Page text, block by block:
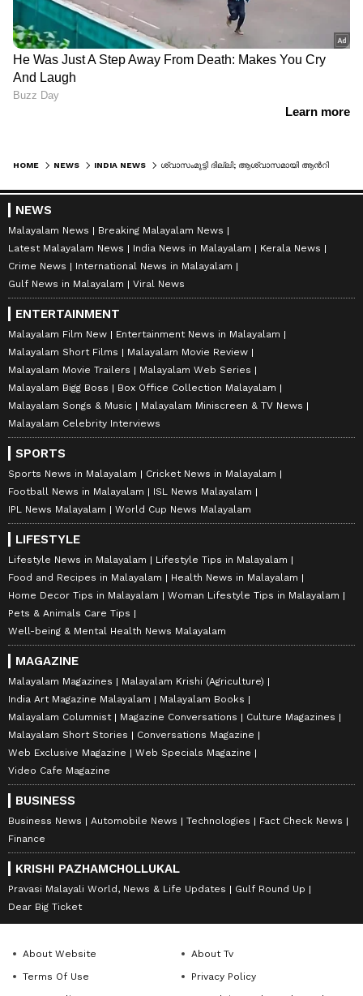
HOME NEWS INDIA NEWS
NEWS
Malayalam News
Breaking Malayalam News
Latest Malayalam News
India News in Malayalam
Kerala News
Crime News
International News in Malayalam
Gulf News in Malayalam
Viral News
ENTERTAINMENT
Malayalam Film New
Entertainment News in Malayalam
Malayalam Short Films
Malayalam Movie Review
Malayalam Movie Trailers
Malayalam Web Series
Malayalam Bigg Boss
Box Office Collection Malayalam
Malayalam Songs & Music
Malayalam Miniscreen & TV News
Malayalam Celebrity Interviews
SPORTS
Sports News in Malayalam
Cricket News in Malayalam
Football News in Malayalam
ISL News Malayalam
IPL News Malayalam
World Cup News Malayalam
LIFESTYLE
Lifestyle News in Malayalam
Lifestyle Tips in Malayalam
Food and Recipes in Malayalam
Health News in Malayalam
Home Decor Tips in Malayalam
Woman Lifestyle Tips in Malayalam
Pets & Animals Care Tips
Well-being & Mental Health News Malayalam
MAGAZINE
Malayalam Magazines
Malayalam Krishi (Agriculture)
India Art Magazine Malayalam
Malayalam Books
Malayalam Columnist
Magazine Conversations
Culture Magazines
Malayalam Short Stories
Conversations Magazine
Web Exclusive Magazine
Web Specials Magazine
Video Cafe Magazine
BUSINESS
Business News Automobile News Technologies
Fact Check News
Finance
KRISHI PAZHAMCHOLLUKAL
Pravasi Malayali World, News & Life Updates
Gulf Round Up
Dear Big Ticket
About Website
About Tv
Terms Of Use
Privacy Policy